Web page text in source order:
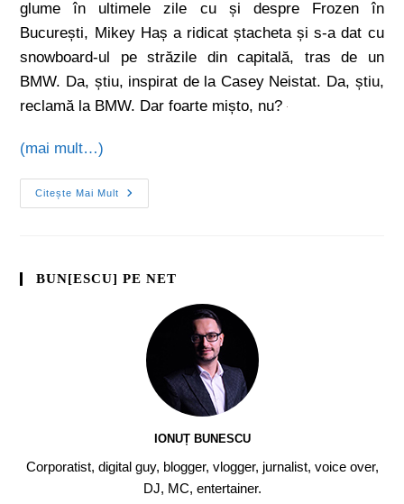
glume în ultimele zile cu și despre Frozen în
București, Mikey Haș a ridicat ștacheta și s-a dat cu
snowboard-ul pe străzile din capitală, tras de un
BMW. Da, știu, inspirat de la Casey Neistat. Da, știu,
reclamă la BMW. Dar foarte mișto, nu?
(mai mult…)
Citește Mai Mult
BUN[ESCU] PE NET
IONUȚ BUNESCU
Corporatist, digital guy, blogger, vlogger, jurnalist, voice over,
DJ, MC, entertainer.